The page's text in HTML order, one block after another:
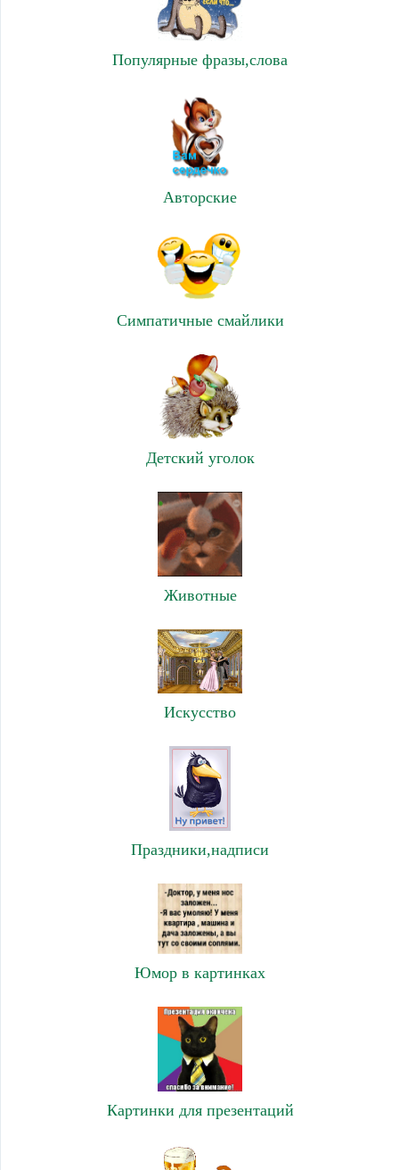
Популярные фразы,слова
Авторские
Симпатичные смайлики
Детский уголок
Животные
Искусство
Праздники,надписи
Юмор в картинках
Картинки для презентаций